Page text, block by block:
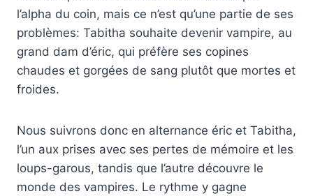
l’alpha du coin, mais ce n’est qu’une partie de ses
problèmes: Tabitha souhaite devenir vampire, au
grand dam d’éric, qui préfère ses copines
chaudes et gorgées de sang plutôt que mortes et
froides.
Nous suivrons donc en alternance éric et Tabitha,
l’un aux prises avec ses pertes de mémoire et les
loups-garous, tandis que l’autre découvre le
monde des vampires. Le rythme y gagne